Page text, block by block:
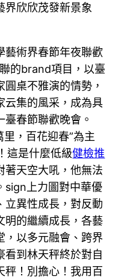
界欣欣茂發新景象
術界春節年夜聯歡
的brand項目，以臺
圓桌不雅演的情勢，
云集的風采，成為具
春節聯歡晚會。
，百花迎春”為主
這是什麼低級健檢推
著天空大吼，他無法
sign上力圖對中華優
立異性成長，對反動
明的繼續成長，各藝
，以多元融會、跨界
看到林天秤終於對自
秤！別擔心！我用百